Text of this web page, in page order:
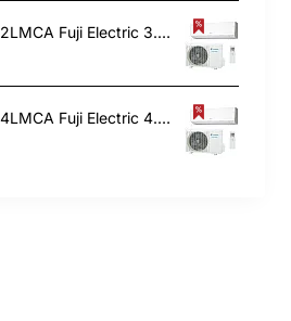
RSG12LMCA-ROG12LMCA Fuji Electric 3.4/4.0 kW kondicionierius
RSG14LMCA-ROG14LMCA Fuji Electric 4.0/5.0 kW kondicionierius